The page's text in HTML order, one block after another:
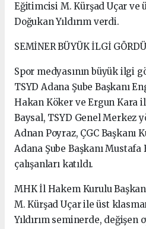
Eğitimcisi M. Kürşad Uçar ve
Doğukan Yıldırım verdi.
SEMİNER BÜYÜK İLGİ GÖRDÜ
Spor medyasının büyük ilgi
TSYD Adana Şube Başkanı
Hakan Köker ve Ergun Kara
Baysal, TSYD Genel Merkez
Adnan Poyraz, ÇGC Başkanı
Adana Şube Başkanı
çalışanları katıldı.
MHK İl Hakem Kurulu
M. Kürşad Uçar ile üst
Yıldırım seminerde, değişen